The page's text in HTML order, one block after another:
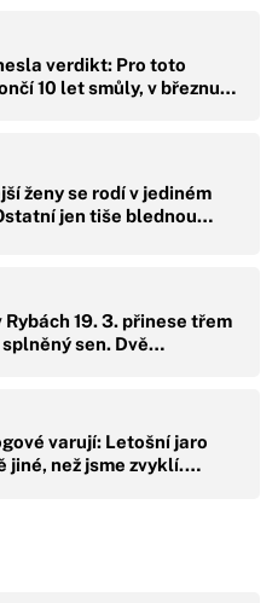
verdikt: Pro toto
10 let smůly, v březnu…
ženy se rodí v jediném
jen tiše blednou…
19. 3. přinese třem
sen. Dvě…
varují: Letošní jaro
jiné, než jsme zvyklí.…